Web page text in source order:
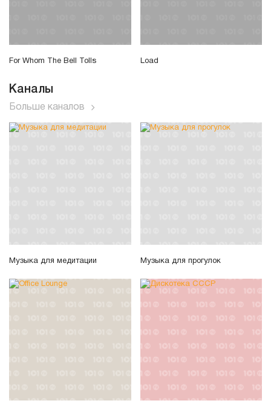
For Whom The Bell Tolls Load
Каналы
Больше каналов
Музыка для медитации Музыка для прогулок